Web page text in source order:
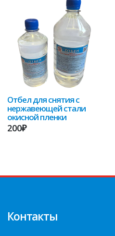
Отбел для снятия с
нержавеющей стали
окисной пленки
200₽
Контакты